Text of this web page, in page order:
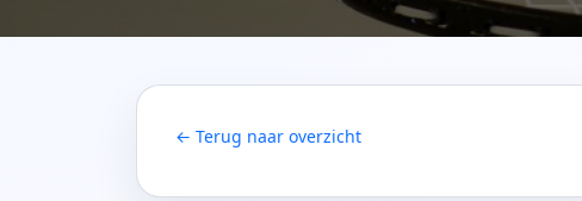
← Terug naar overzicht